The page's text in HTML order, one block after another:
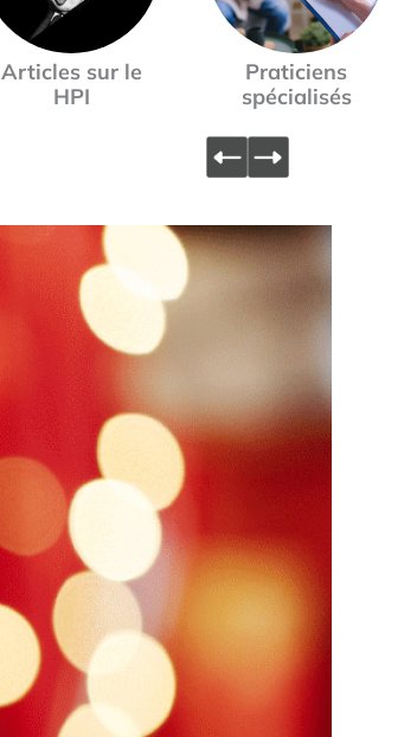
Articles sur le
HPI
Praticiens
spécialisés